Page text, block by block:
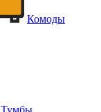
Комоды
Тумбы